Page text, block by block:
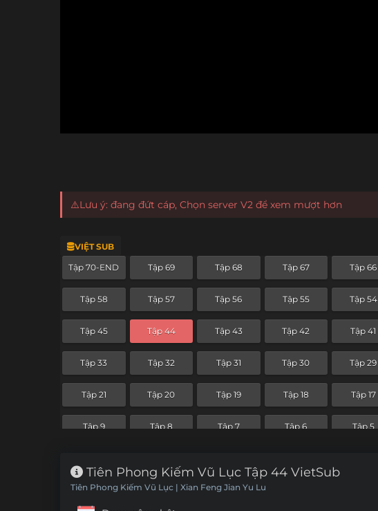
⚠️Lưu ý: đang đứt cáp, Chọn server V2 để xem mượt hơn
VIỆT SUB
Tập 70-END Tập 69 Tập 68 Tập 67 Tập 66
Tập 58 Tập 57 Tập 56 Tập 55 Tập 54
Tập 45 Tập 44 Tập 43 Tập 42 Tập 41
Tập 33 Tập 32 Tập 31 Tập 30 Tập 29
Tập 21 Tập 20 Tập 19 Tập 18 Tập 17
Tập 9 Tập 8 Tập 7 Tập 6 Tập 5
Tiên Phong Kiếm Vũ Lục Tập 44 VietSub
Tiên Phong Kiếm Vũ Lục | Xian Feng Jian Yu Lu